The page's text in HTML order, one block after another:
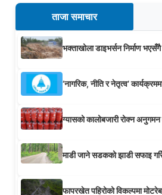
ताजा समाचार
भक्ताखोला डाइभर्सन निर्माण
‘नागरिक, नीति र नेतृत्व’
ग्यासको कालोबजारी रोक्न अनुगमन
माडी जाने सडकको झाडी सफाइ
फापरखेत पहिरोको विकल्पमा